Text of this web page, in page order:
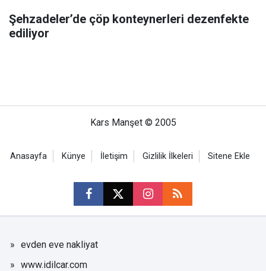
Şehzadeler’de çöp konteynerleri dezenfekte
ediliyor
Kars Manşet © 2005
Anasayfa Künye İletişim Gizlilik İlkeleri Sitene Ekle
evden eve nakliyat
www.idilcar.com